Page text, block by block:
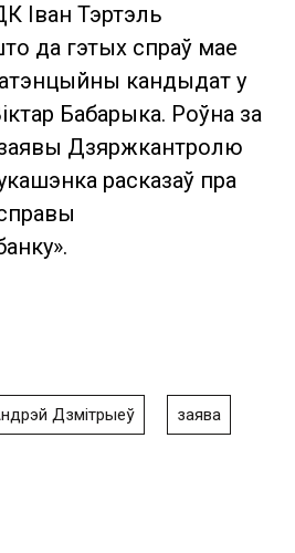
Іван Тэртэль
да гэтых спраў мае
кандыдат у
Бабарыка. Роўна за
Дзяржкантролю
расказаў пра
Дзмітрыеў заява